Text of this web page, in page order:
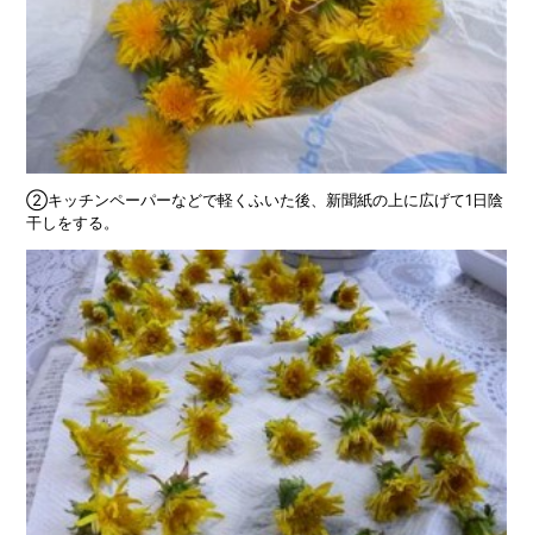
②キッチンペーパーなどで軽くふいた後、新聞紙の上に広げて1日陰
干しをする。